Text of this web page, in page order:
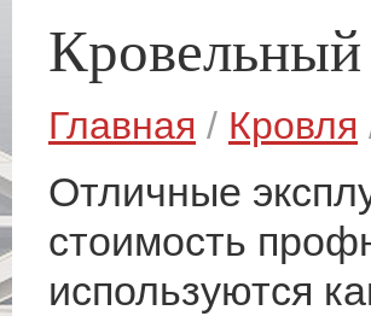
Главная / Кровля
Отличные
стоимость
используются